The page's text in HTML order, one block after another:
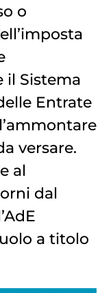
o
Sistema
Entrate
versare.
al
dal
a titolo